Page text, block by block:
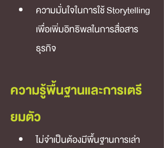
ความมั่นใจในการใช้ Storytelling
เพื่อเพิ่มอิทธิพลในการสื่อสาร
ธุรกิจ
ความรู้พื้นฐานและการเตรี
ยมตัว
ไม่จำเป็นต้องมีพื้นฐานการเล่า